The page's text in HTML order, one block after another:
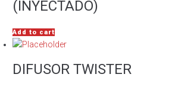
(INYECTADO)
Add to cart
DIFUSOR TWISTER